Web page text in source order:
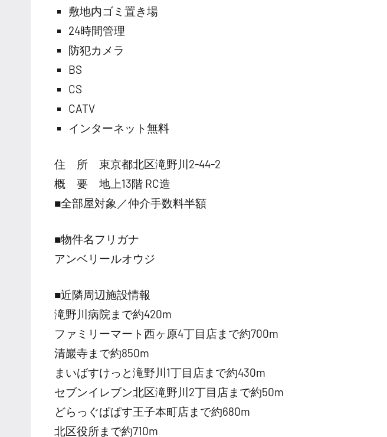
敷地内ゴミ置き場
24時間管理
防犯カメラ
BS
CS
CATV
インターネット無料
住 所 東京都北区滝野川2-44-2
概 要 地上13階 RC造
■全部屋対象／仲介手数料半額
■物件名フリガナ
アンベリールオウジ
■近隣周辺施設情報
滝野川病院まで約420m
ファミリーマート西ヶ原4丁目店まで約700m
清巖寺まで約850m
まいばすけっと滝野川1丁目店まで約430m
セブンイレブン北区滝野川2丁目店まで約50m
どらっぐぱぱす王子本町店まで約680m
北区役所まで約710m